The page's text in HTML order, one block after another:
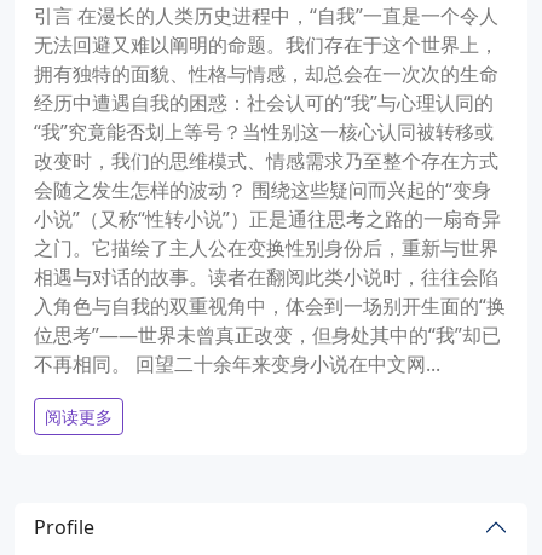
引言 在漫长的人类历史进程中，“自我”一直是一个令人
无法回避又难以阐明的命题。我们存在于这个世界上，
拥有独特的面貌、性格与情感，却总会在一次次的生命
经历中遭遇自我的困惑：社会认可的“我”与心理认同的
“我”究竟能否划上等号？当性别这一核心认同被转移或
改变时，我们的思维模式、情感需求乃至整个存在方式
会随之发生怎样的波动？ 围绕这些疑问而兴起的“变身
小说”（又称“性转小说”）正是通往思考之路的一扇奇异
之门。它描绘了主人公在变换性别身份后，重新与世界
相遇与对话的故事。读者在翻阅此类小说时，往往会陷
入角色与自我的双重视角中，体会到一场别开生面的“换
位思考”——世界未曾真正改变，但身处其中的“我”却已
不再相同。 回望二十余年来变身小说在中文网...
阅读更多
Profile